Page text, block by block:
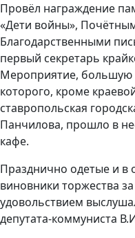
Провёл награждение
«Дети войны»,
Благодарственными
первый секретарь
Мероприятие,
которого, кроме
ставропольская
Панчилова, прошло в
кафе.
Празднично одетые и в
виновники торжества
удовольствием
депутата-коммуниста